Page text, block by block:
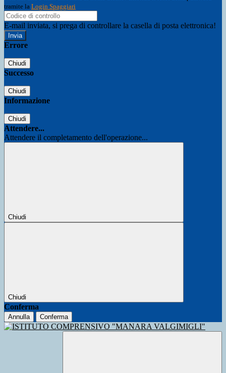
tramite la Login Spaggiari
E-mail inviata, si prega di controllare la casella di posta elettronica!
Errore
Chiudi
Successo
Chiudi
Informazione
Chiudi
Attendere...
Attendere il completamento dell'operazione...
Chiudi
Chiudi
Conferma
Annulla Conferma